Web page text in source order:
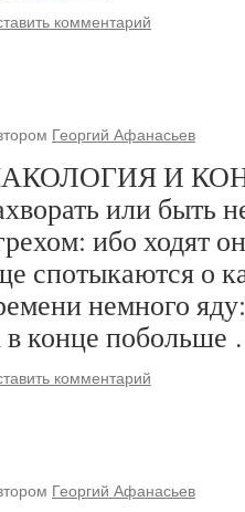
комментарий
Георгий Афанасьев
И
или быть
ибо ходят
спотыкаются о
немного
в конце
комментарий
Георгий Афанасьев